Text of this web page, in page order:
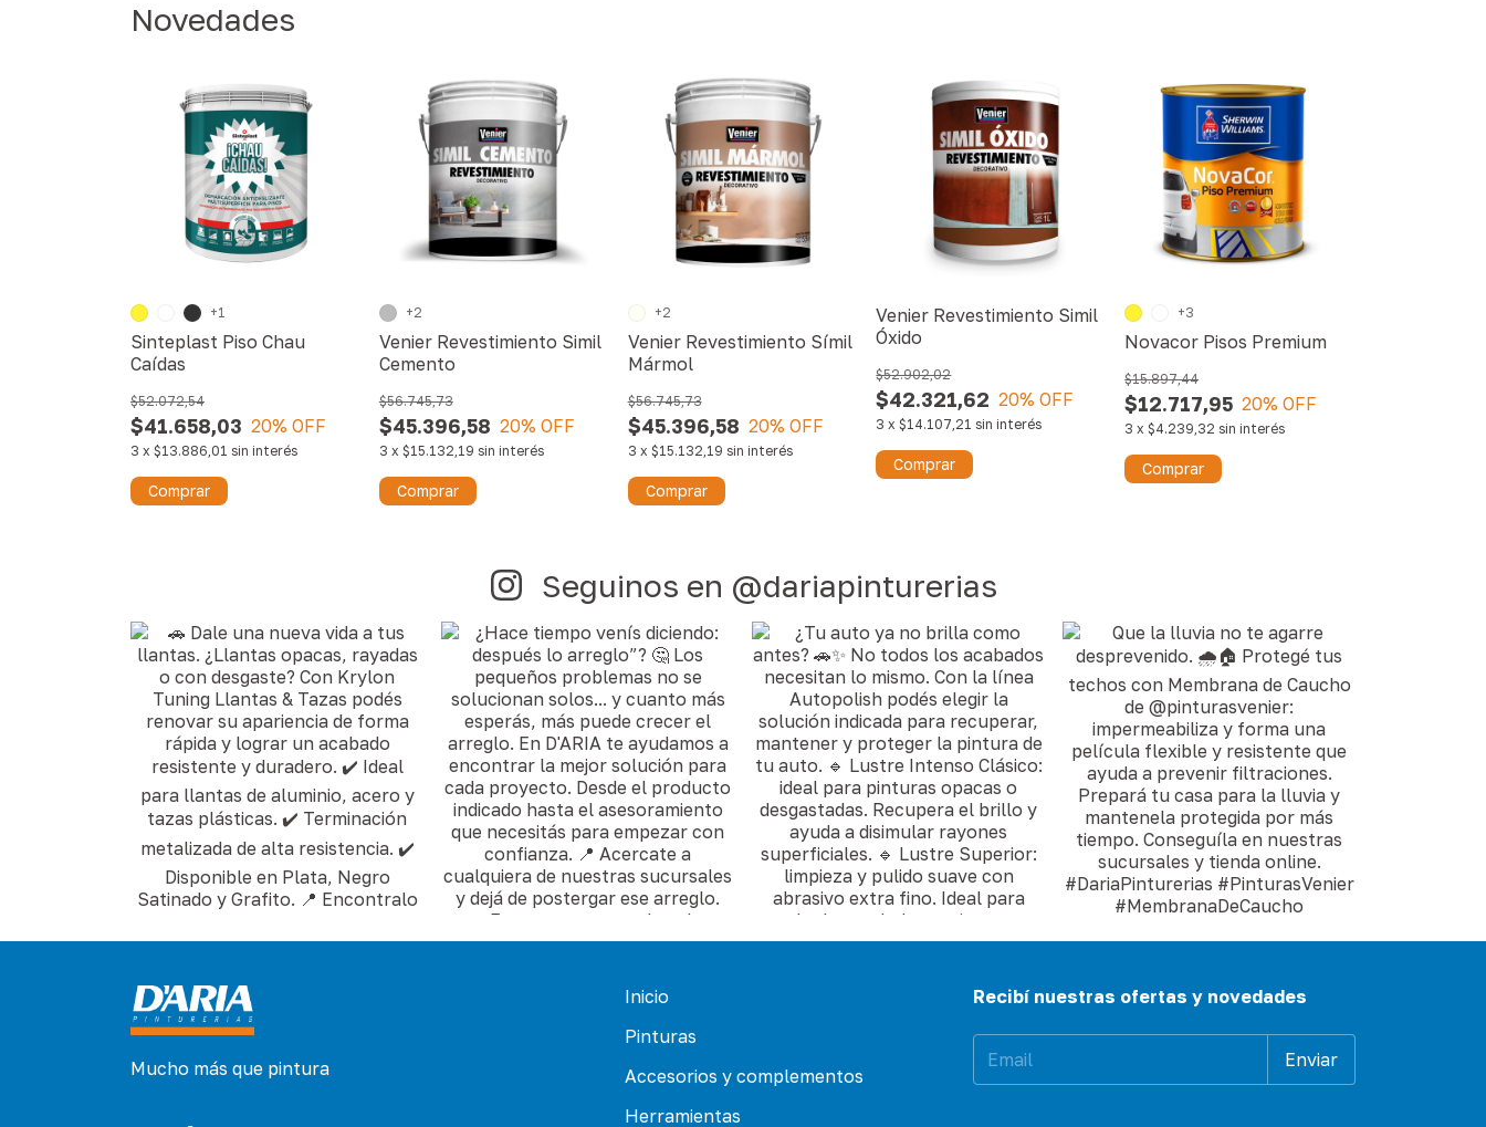
Novedades
Sinteplast Piso Chau
Caídas
$41.658,03
$52.072,54
20% OFF
3 x $13.886,01 sin interés
+1
Comprar
Venier Revestimiento Simil
Cemento
$45.396,58
$56.745,73
20% OFF
3 x $15.132,19 sin interés
+2
Comprar
Venier Revestimiento Símil
Mármol
$45.396,58
$56.745,73
20% OFF
3 x $15.132,19 sin interés
+2
Comprar
Venier Revestimiento Simil
Óxido
$42.321,62
$52.902,02
20% OFF
3 x$14.107,21 sin interés
Comprar
Novacor Pisos Premium
$12.717,95
$15.897,44
20% OFF
3 x$4.239,32 sin interés
+3
Comprar
Seguinos en @dariapinturerias
Mucho más que pintura
Inicio
Pinturas
Accesorios y complementos
Herramientas
Recibí nuestras ofertas y novedades